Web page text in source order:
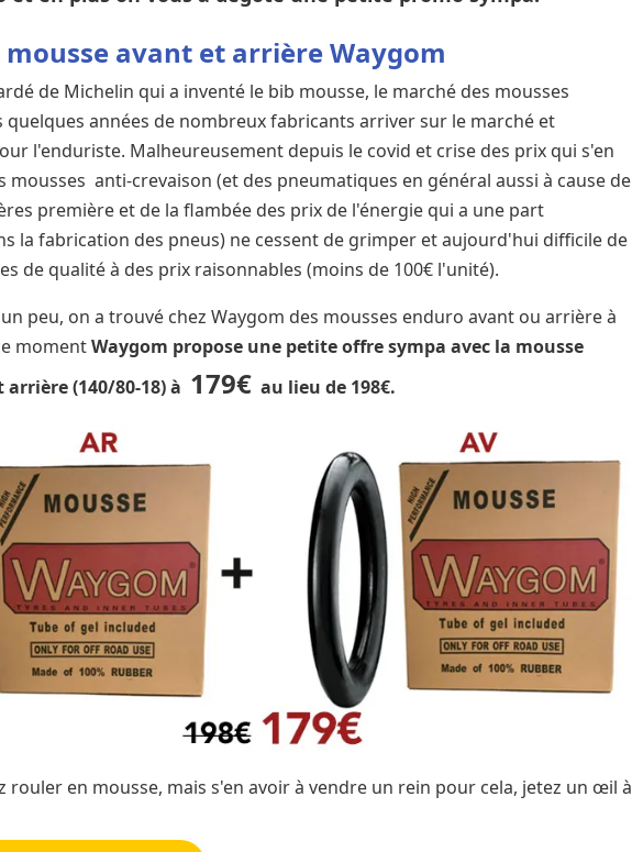
mousse avant et arrière Waygom
de Michelin qui a inventé le bib mousse, le marché des mousses
quelques années de nombreux fabricants arriver sur le marché et
l'enduriste. Malheureusement depuis le covid et crise des prix qui s'en
mousses anti-crevaison (et des pneumatiques en général aussi à cause de
première et de la flambée des prix de l'énergie qui a une part
la fabrication des pneus) ne cessent de grimper et aujourd'hui difficile de
de qualité à des prix raisonnables (moins de 100€ l'unité).
peu, on a trouvé chez Waygom des mousses enduro avant ou arrière à
momentWaygom propose une petite offre sympa avec la mousse
(140/80-18) à 179€ au lieu de 198€.
rouler en mousse, mais s'en avoir à vendre un rein pour cela, jetez un œil à